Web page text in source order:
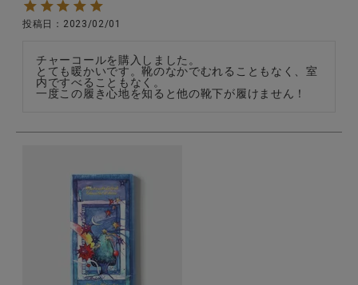
投稿日 2023/02/01
チャーコールを購入しました。
とても暖かいです。靴のなかでむれることもなく、室
内ですべることもなく。
一度この履き心地を知ると他の靴下が履けません！